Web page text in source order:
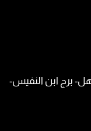
برج ابن النفيس-